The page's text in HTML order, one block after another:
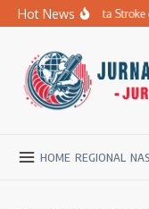
Lewati ke konten
Hot News
Ibu Penderita Stroke
HOME REGIONAL